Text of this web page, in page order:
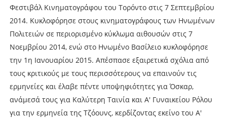
Φεστιβάλ Κινηματογράφου του Τορόντο στις 7 Σεπτεμβρίου
2014. Κυκλοφόρησε στους κινηματογράφους των Ηνωμένων
Πολιτειών σε περιορισμένο κύκλωμα αιθουσών στις 7
Νοεμβρίου 2014, ενώ στο Ηνωμένο Βασίλειο κυκλοφόρησε
την 1η Ιανουαρίου 2015. Απέσπασε εξαιρετικά σχόλια από
τους κριτικούς με τους περισσότερους να επαινούν τις
ερμηνείες και έλαβε πέντε υποψηφιότητες για Όσκαρ,
ανάμεσά τους για Καλύτερη Ταινία και Α' Γυναικείου Ρόλου
για την ερμηνεία της Τζόουνς, κερδίζοντας εκείνο του Α'